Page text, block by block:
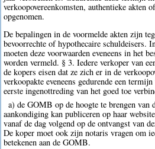
verkoopovereenkomsten, authentieke akten
opgenomen.
De bepalingen in de voormelde akten zijn
bevoorrechte of hypothecaire schuldeisers.
moeten deze voorwaarden eveneens in het
worden vermeld. § 3. Iedere verkoper van
de kopers eisen dat ze zich er in de
verkoopakte eveneens gedurende een
eerste ingenottreding van het goed toe
a) de GOMB op de hoogte te brengen van
aankondiging kan publiceren op haar
vanaf de dag volgend op de ontvangst van
De koper moet ook zijn notaris vragen om
betekenen aan de GOMB.